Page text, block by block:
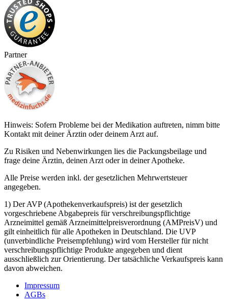
Partner
Hinweis: Sofern Probleme bei der Medikation auftreten, nimm bitte
Kontakt mit deiner Ärztin oder deinem Arzt auf.
Zu Risiken und Nebenwirkungen lies die Packungsbeilage und
frage deine Ärztin, deinen Arzt oder in deiner Apotheke.
Alle Preise werden inkl. der gesetzlichen Mehrwertsteuer
angegeben.
1) Der AVP (Apothekenverkaufspreis) ist der gesetzlich
vorgeschriebene Abgabepreis für verschreibungspflichtige
Arzneimittel gemäß Arzneimittelpreisverordnung (AMPreisV) und
gilt einheitlich für alle Apotheken in Deutschland. Die UVP
(unverbindliche Preisempfehlung) wird vom Hersteller für nicht
verschreibungspflichtige Produkte angegeben und dient
ausschließlich zur Orientierung. Der tatsächliche Verkaufspreis kann
davon abweichen.
Impressum
AGBs